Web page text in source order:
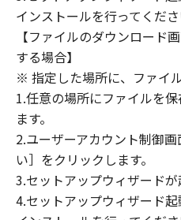
(2) キヤノン、キヤノン
ンの子会社、キヤノン
売代理店または販売店
ウェア」の使用または
なる損害（逸失利益お
全ての損害を言います
認められる限り、一切
します。たとえ、キヤノ
ンサー、キヤノンの子
社、それらの販売代理
インストールを行ってくださ
【ファイルのダウンロード
する場合】
※ 指定した場所に、ファイ
1.任意の場所にファイルを
ます。
2.ユーザーアカウント制御
い］をクリックします。
3.セットアップウィザードが
4.セットアップウィザード